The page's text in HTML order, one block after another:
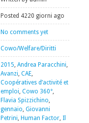
Posted 4220 giorni ago
No comments yet
Cowo/Welfare/Diritti
2015, Andrea Paracchini,
Avanzi, CAE,
Coopératives d’activité et
emploi, Cowo 360°,
Flavia Spizzichino,
gennaio, Giovanni
Petrini, Human Factor, Il